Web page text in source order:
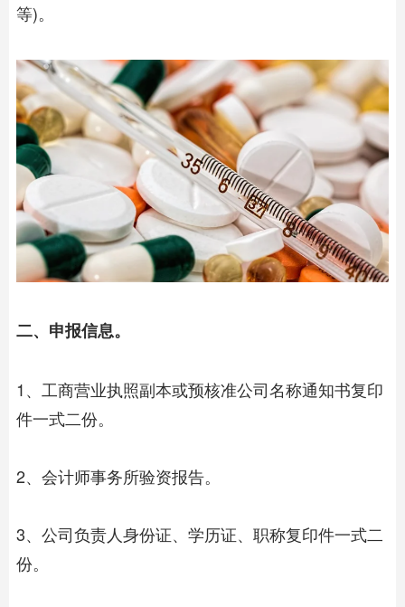
等)。
二、申报信息。
1、工商营业执照副本或预核准公司名称通知书复印
件一式二份。
2、会计师事务所验资报告。
3、公司负责人身份证、学历证、职称复印件一式二
份。